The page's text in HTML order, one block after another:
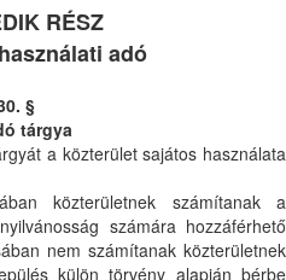
RÉSZ
adó
§
tárgya
a közterület sajátos használata
közterületnek számítanak a
számára hozzáférhető
nem számítanak közterületnek
külön törvény alapján bérbe